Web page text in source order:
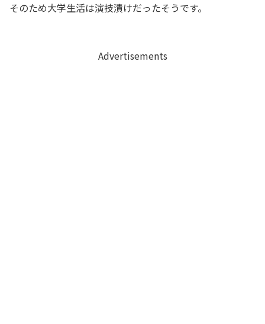
そのため大学生活は演技漬けだったそうです。
Advertisements